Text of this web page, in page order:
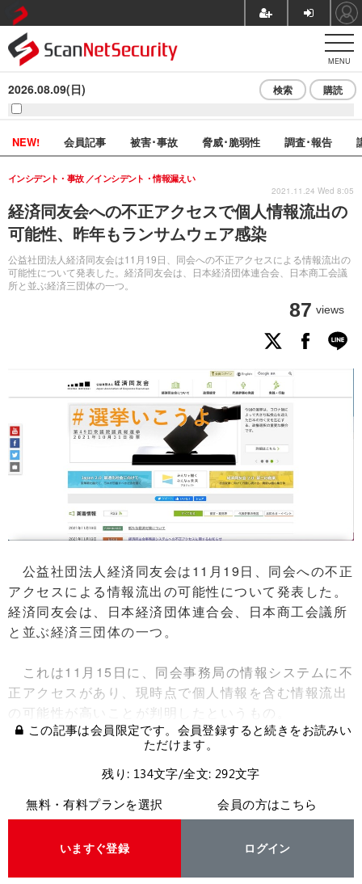
MENU
2026.08.09(日) 検索 購読
NEW! 会員記事 被害･事故 脅威･脆弱性 調査･報告
経済同友会への不正アクセスで個人情報流出の
可能性、昨年もランサムウェア感染
公益社団法人経済同友会は11月19日、同会への不正アクセスによる情報流出の
可能性について発表した。経済同友会は、日本経済団体連合会、日本商工会議
所と並ぶ経済三団体の一つ。
インシデント・事故 インシデント・情報漏えい
87 views
2021.11.24 Wed 8:05
公益社団法人経済同友会は11月19日、同会への不正
アクセスによる情報流出の可能性について発表した。
経済同友会は、日本経済団体連合会、日本商工会議所
と並ぶ経済三団体の一つ。
これは11月15日に、同会事務局の情報システムに不
正アクセスがあり、現時点で個人情報を含む情報流出
の可能性が高いことが判明したというもの。
この記事は会員限定です。会員登録すると続きをお読みい
ただけます。
残り: 134文字/全文: 292文字
無料・有料プランを選択
いますぐ登録
会員の方はこちら
ログイン